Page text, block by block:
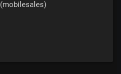
(mobilesales)